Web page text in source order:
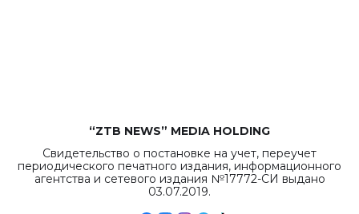
“ZTB NEWS” MEDIA HOLDING
Свидетельство о постановке на учет, переучет
периодического печатного издания, информационного
агентства и сетевого издания №17772-СИ выдано
03.07.2019.